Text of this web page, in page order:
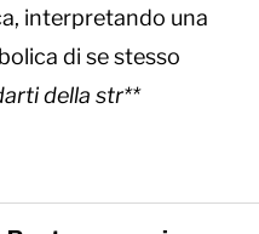
interpretando una
di se stesso
della str**